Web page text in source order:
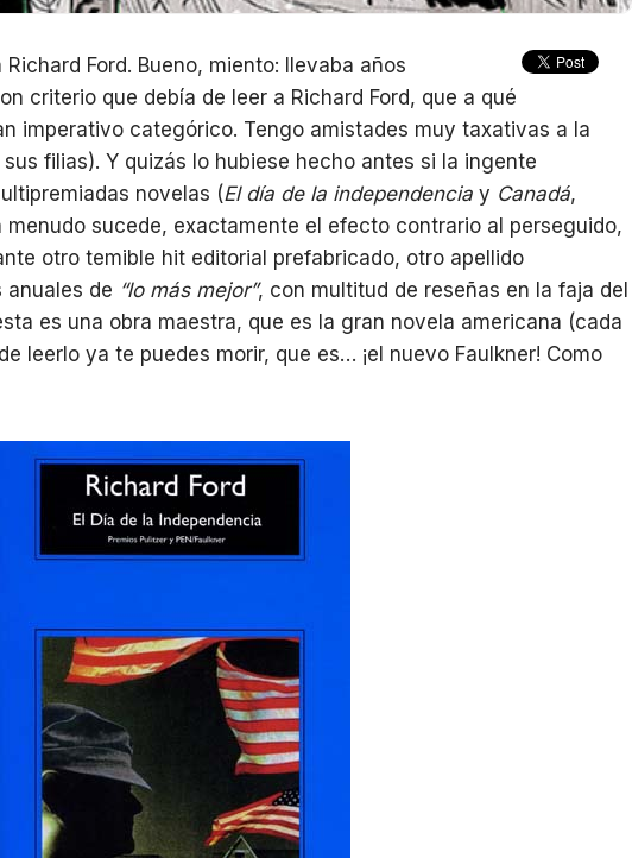
Ford. Bueno, miento: llevaba años
criterio que debía de leer a Richard Ford, que a qué
imperativo categórico. Tengo amistades muy taxativas a la
filias). Y quizás lo hubiese hecho antes si la ingente
novelas (El día de la independencia y Canadá,
sucede, exactamente el efecto contrario al perseguido,
otro temible hit editorial prefabricado, otro apellido
anuales de “lo más mejor”, con multitud de reseñas en la faja del
es una obra maestra, que es la gran novela americana (cada
leerlo ya te puedes morir, que es… ¡el nuevo Faulkner! Como